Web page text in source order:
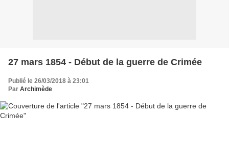
27 mars 1854 - Début de la guerre de Crimée
Publié le 26/03/2018 à 23:01
Par Archimède